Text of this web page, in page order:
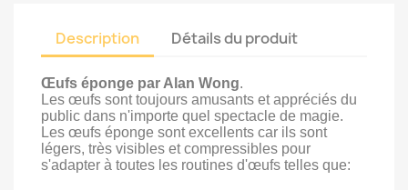
Description Détails du produit
Œufs éponge par Alan Wong.
Les œufs sont toujours amusants et appréciés du
public dans n'importe quel spectacle de magie.
Les œufs éponge sont excellents car ils sont
légers, très visibles et compressibles pour
s'adapter à toutes les routines d'œufs telles que: